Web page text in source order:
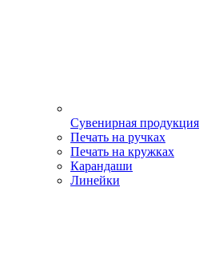
Сувенирная продукция
Печать на ручках
Печать на кружках
Карандаши
Линейки